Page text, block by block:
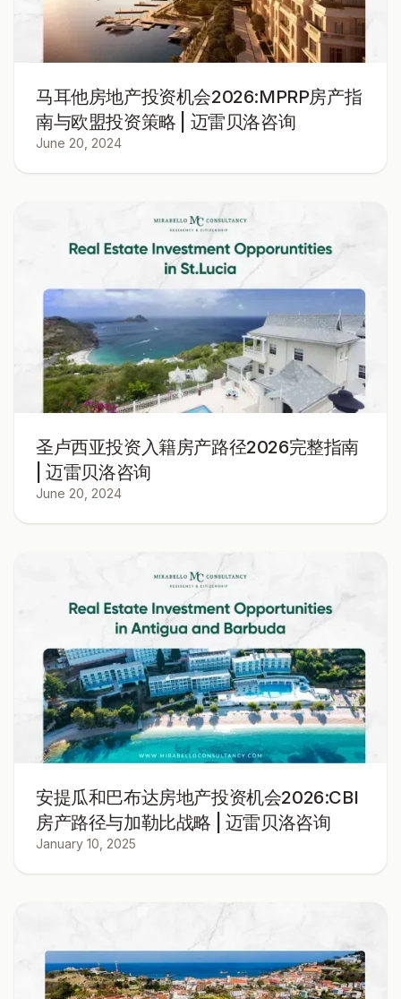
马耳他房地产投资机会2026:MPRP房产指
南与欧盟投资策略 | 迈雷贝洛咨询
June 20, 2024
圣卢西亚投资入籍房产路径2026完整指南
| 迈雷贝洛咨询
June 20, 2024
安提瓜和巴布达房地产投资机会2026:CBI
房产路径与加勒比战略 | 迈雷贝洛咨询
January 10, 2025